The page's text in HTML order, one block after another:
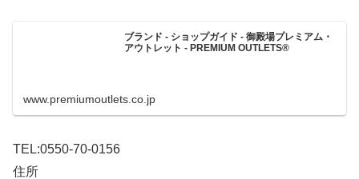
ブランド - ショップガイド - 御殿場プレミアム・
アウトレット - PREMIUM OUTLETS®
www.premiumoutlets.co.jp
TEL:0550-70-0156
住所